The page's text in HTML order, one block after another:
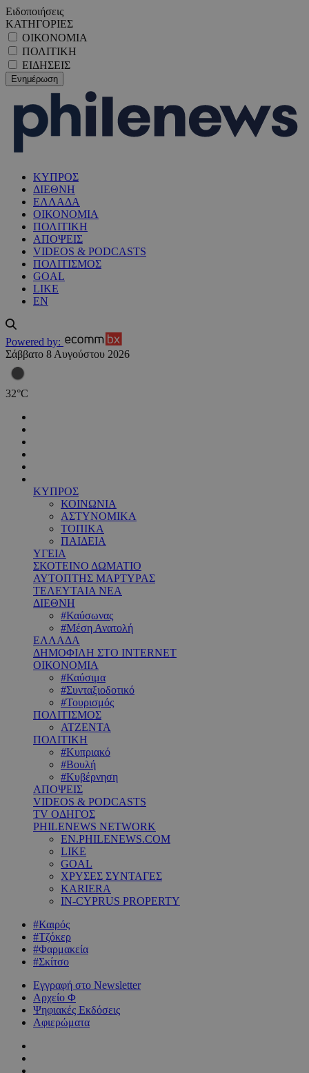
Ειδοποιήσεις
ΚΑΤΗΓΟΡΙΕΣ
ΟΙΚΟΝΟΜΙΑ
ΠΟΛΙΤΙΚΗ
ΕΙΔΗΣΕΙΣ
ΚΥΠΡΟΣ
ΔΙΕΘΝΗ
ΕΛΛΑΔΑ
ΟΙΚΟΝΟΜΙΑ
ΠΟΛΙΤΙΚΗ
ΑΠΟΨΕΙΣ
VIDEOS & PODCASTS
ΠΟΛΙΤΙΣΜΟΣ
GOAL
LIKE
EN
Powered by:
Σάββατο 8 Αυγούστου 2026
32°C
ΚΥΠΡΟΣ
ΚΟΙΝΩΝΙΑ
ΑΣΤΥΝΟΜΙΚΑ
ΤΟΠΙΚΑ
ΠΑΙΔΕΙΑ
ΥΓΕΙΑ
ΣΚΟΤΕΙΝΟ ΔΩΜΑΤΙΟ
ΑΥΤΟΠΤΗΣ ΜΑΡΤΥΡΑΣ
ΤΕΛΕΥΤΑΙΑ ΝΕΑ
ΔΙΕΘΝΗ
#Καύσωνας
#Μέση Ανατολή
ΕΛΛΑΔΑ
ΔΗΜΟΦΙΛΗ ΣΤΟ INTERNET
ΟΙΚΟΝΟΜΙΑ
#Καύσιμα
#Συνταξιοδοτικό
#Τουρισμός
ΠΟΛΙΤΙΣΜΟΣ
ΑΤΖΕΝΤΑ
ΠΟΛΙΤΙΚΗ
#Κυπριακό
#Βουλή
#Κυβέρνηση
ΑΠΟΨΕΙΣ
VIDEOS & PODCASTS
TV ΟΔΗΓΟΣ
PHILENEWS NETWORK
EN.PHILENEWS.COM
LIKE
GOAL
ΧΡΥΣΕΣ ΣΥΝΤΑΓΕΣ
KARIERA
IN-CYPRUS PROPERTY
#Καιρός
#Τζόκερ
#Φαρμακεία
#Σκίτσο
Εγγραφή στο Newsletter
Αρχείο Φ
Ψηφιακές Εκδόσεις
Αφιερώματα